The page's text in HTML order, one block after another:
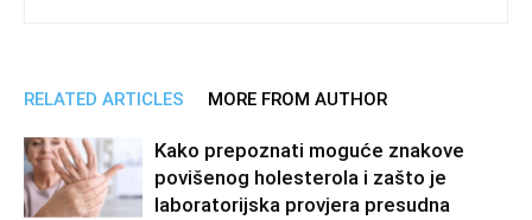
RELATED ARTICLES MORE FROM AUTHOR
Kako prepoznati moguće znakove
povišenog holesterola i zašto je
laboratorijska provjera presudna